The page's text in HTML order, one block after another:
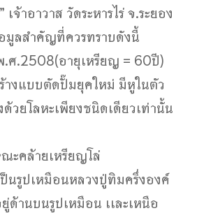
จ้าอาวาส วัดระหารไร่ จ.ระยอง
มูลสำคัญที่ควรทราบดังนี้
.ศ.2508(อายุเหรียญ = 60ปี)
างแบบตัดปั๊มยุคใหม่ มีหูในตัว
วยโลหะเพียงชนิดเดียวเท่านั้น
ะคล้ายเหรียญโล่
นรูปเหมือนหลวงปู่ทิมครึ่งองค์
ด้านบนรูปเหมือน เเละเหนือ